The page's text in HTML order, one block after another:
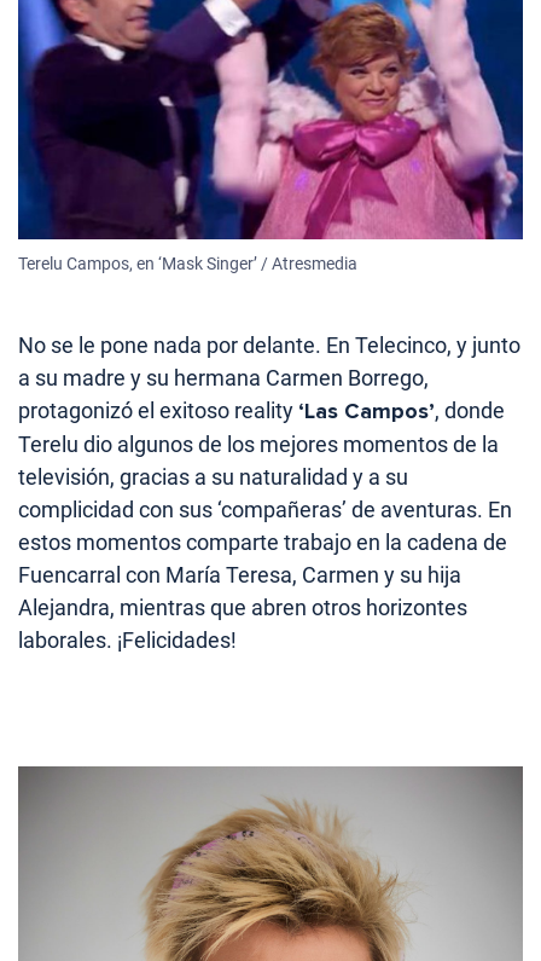
Terelu Campos, en ‘Mask Singer’ / Atresmedia
No se le pone nada por delante. En Telecinco, y junto
a su madre y su hermana Carmen Borrego,
protagonizó el exitoso reality ‘Las Campos’, donde
Terelu dio algunos de los mejores momentos de la
televisión, gracias a su naturalidad y a su
complicidad con sus ‘compañeras’ de aventuras. En
estos momentos comparte trabajo en la cadena de
Fuencarral con María Teresa, Carmen y su hija
Alejandra, mientras que abren otros horizontes
laborales. ¡Felicidades!